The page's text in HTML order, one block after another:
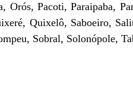
Pacoti, Paraipaba,
Quixelô, Saboeiro,
Sobral, Solonópole,